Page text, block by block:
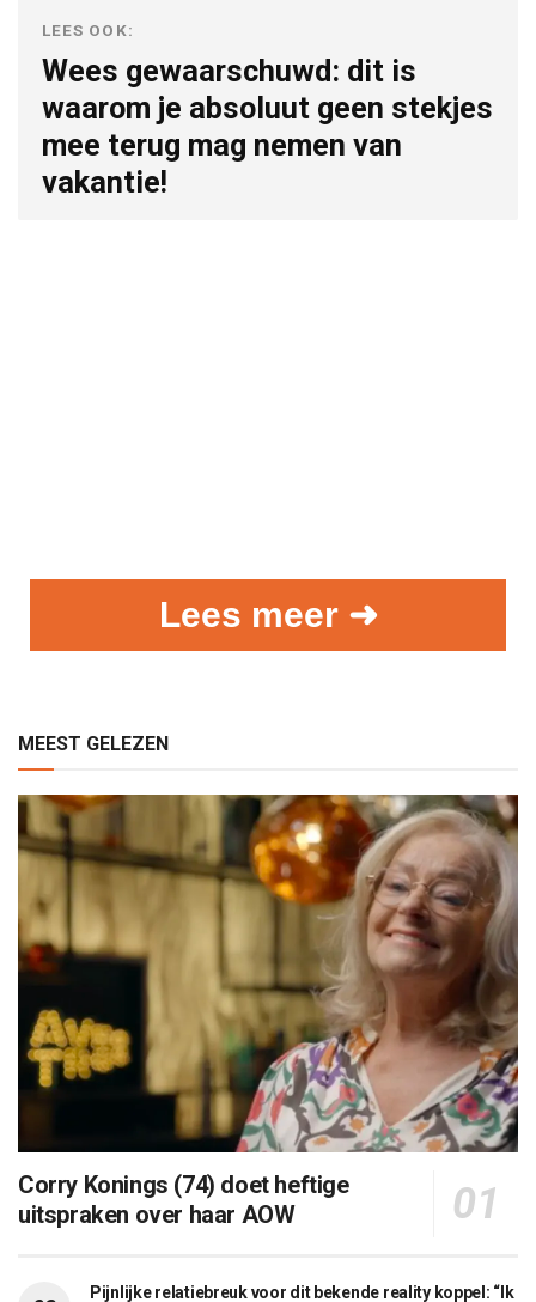
LEES OOK:
Wees gewaarschuwd: dit is
waarom je absoluut geen stekjes
mee terug mag nemen van
vakantie!
Lees meer ➜
MEEST GELEZEN
Corry Konings (74) doet heftige
uitspraken over haar AOW
Pijnlijke relatiebreuk voor dit bekende reality koppel: “Ik